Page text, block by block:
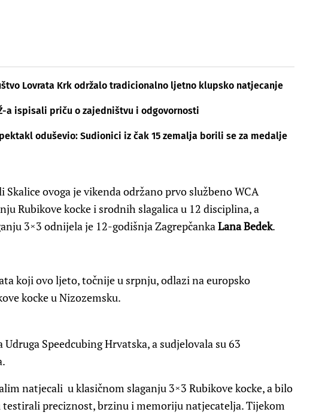
Lovrata Krk održalo tradicionalno ljetno klupsko natjecanje
a ispisali priču o zajedništvu i odgovornosti
oduševio: Sudionici iz čak 15 zemalja borili se za medalje
ovoga je vikenda održano prvo službeno WCA
Rubikove kocke i srodnih slagalica u 12 disciplina, a
3×3 odnijela je 12-godišnja ZagrepčankaLana Bedek.
koji ovo ljeto, točnije u srpnju, odlazi na europsko
kocke u Nizozemsku.
Speedcubing Hrvatska, a sudjelovala su 63
natjecali u klasičnom slaganju 3×3 Rubikove kocke, a bilo
testirali preciznost, brzinu i memoriju natjecatelja. Tijekom